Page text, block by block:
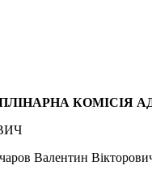
КОМІСІЯ
Валентин